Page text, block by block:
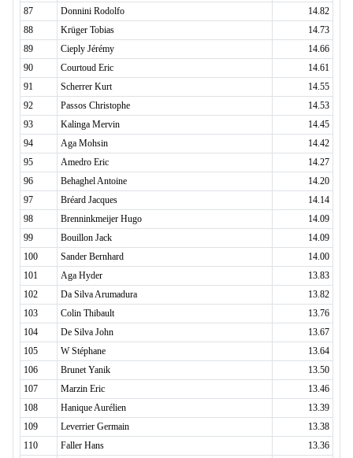
87 Donnini Rodolfo
14.82
88
Krüger Tobias
14.73
89
Cieply Jérémy
14.66
90
Courtoud Eric
14.61
91
Scherrer Kurt
14.55
92
Passos Christophe
14.53
93
Kalinga Mervin
14.45
94
Aga Mohsin
14.42
95
Amedro Eric
14.27
96
Behaghel Antoine
14.20
97
Bréard Jacques
14.14
98
Brenninkmeijer Hugo
14.09
99
Bouillon Jack
14.09
100
Sander Bernhard
14.00
101
Aga Hyder
13.83
102
Da Silva Arumadura
13.82
103
Colin Thibault
13.76
104
De Silva John
13.67
105
W Stéphane
13.64
106
Brunet Yanik
13.50
107
Marzin Eric
13.46
108
Hanique Aurélien
13.39
109
Leverrier Germain
13.38
110
Faller Hans
13.36